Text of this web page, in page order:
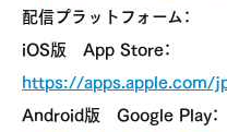
配信プラットフォーム：
iOS版 App Store：
https://
Android版 Google Play：